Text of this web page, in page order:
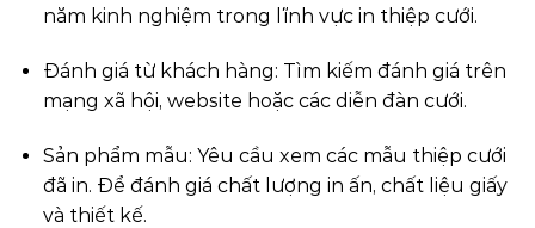
năm kinh nghiệm trong lĩnh vực in thiệp cưới.
Đánh giá từ khách hàng: Tìm kiếm đánh giá trên
mạng xã hội, website hoặc các diễn đàn cưới.
Sản phẩm mẫu: Yêu cầu xem các mẫu thiệp cưới
đã in. Để đánh giá chất lượng in ấn, chất liệu giấy
và thiết kế.